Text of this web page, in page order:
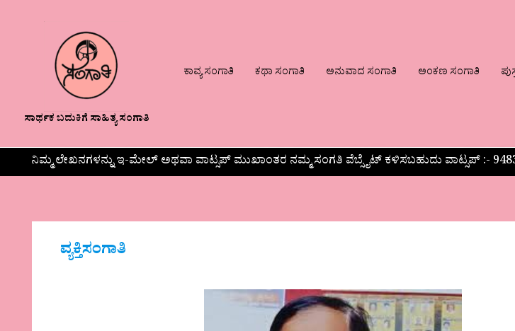
ಸಾರ್ಥಕ ಬದುಕಿಗೆ ಸಾಹಿತ್ಯ ಸಂಗಾತಿ
ಕಾವ್ಯ ಸಂಗಾತಿ ಕಥಾ ಸಂಗಾತಿ ಅನುವಾದ ಸಂಗಾತಿ ಅಂಕಣ ಸಂಗಾತಿ
ನಿಮ್ಮ ಲೇಖನಗಳನ್ನು ಇ-ಮೇಲ್ ಅಥವಾ ವಾಟ್ಸಪ್ ಮುಖಾಂತರ ನಮ್ಮ ಸಂಗತಿ ವೆಬ್ಸೈಟ್ ಕಳಿಸಬಹುದು ವಾಟ್ಸಪ್‌ :-
ವ್ಯಕ್ತಿಸಂಗಾತಿ